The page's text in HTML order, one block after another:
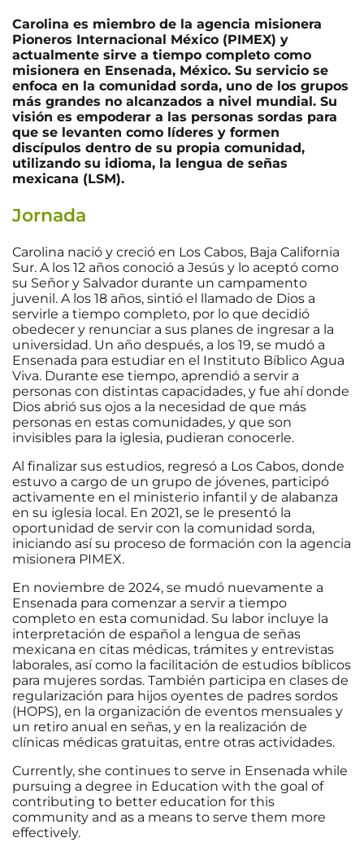
Carolina es miembro de la agencia misionera
Pioneros Internacional México (PIMEX) y
actualmente sirve a tiempo completo como
misionera en Ensenada, México. Su servicio se
enfoca en la comunidad sorda, uno de los grupos
más grandes no alcanzados a nivel mundial. Su
visión es empoderar a las personas sordas para
que se levanten como líderes y formen
discípulos dentro de su propia comunidad,
utilizando su idioma, la lengua de señas
mexicana (LSM).
Jornada
Carolina nació y creció en Los Cabos, Baja California
Sur. A los 12 años conoció a Jesús y lo aceptó como
su Señor y Salvador durante un campamento
juvenil. A los 18 años, sintió el llamado de Dios a
servirle a tiempo completo, por lo que decidió
obedecer y renunciar a sus planes de ingresar a la
universidad. Un año después, a los 19, se mudó a
Ensenada para estudiar en el Instituto Bíblico Agua
Viva. Durante ese tiempo, aprendió a servir a
personas con distintas capacidades, y fue ahí donde
Dios abrió sus ojos a la necesidad de que más
personas en estas comunidades, y que son
invisibles para la iglesia, pudieran conocerle.
Al finalizar sus estudios, regresó a Los Cabos, donde
estuvo a cargo de un grupo de jóvenes, participó
activamente en el ministerio infantil y de alabanza
en su iglesia local. En 2021, se le presentó la
oportunidad de servir con la comunidad sorda,
iniciando así su proceso de formación con la agencia
misionera PIMEX.
En noviembre de 2024, se mudó nuevamente a
Ensenada para comenzar a servir a tiempo
completo en esta comunidad. Su labor incluye la
interpretación de español a lengua de señas
mexicana en citas médicas, trámites y entrevistas
laborales, así como la facilitación de estudios bíblicos
para mujeres sordas. También participa en clases de
regularización para hijos oyentes de padres sordos
(HOPS), en la organización de eventos mensuales y
un retiro anual en señas, y en la realización de
clínicas médicas gratuitas, entre otras actividades.
Currently, she continues to serve in Ensenada while
pursuing a degree in Education with the goal of
contributing to better education for this
community and as a means to serve them more
effectively.